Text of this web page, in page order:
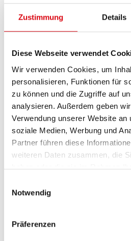
Zustimmung Details
Diese Webseite verwendet
Wir verwenden Cookies, um
personalisieren, Funktionen für
zu können und die Zugriffe auf
analysieren. Außerdem geben
Verwendung unserer Website an
soziale Medien, Werbung und
Partner führen diese
weiteren Daten zusammen, die
haben oder die sie im Rahmen
Notwendig
Präferenzen
ALTERNATIVE
Energiebedarf bzw. höheren
PRODUKTDETAILS >